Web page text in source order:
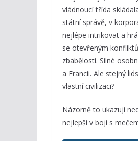
vládnoucí třída
státní správě, v
nejlépe intrikovat a
se otevřeným
zbabělosti. Silné
a Francii. Ale stejný
vlastní civilizaci?
Názorně to ukazují
nejlepší v boji s